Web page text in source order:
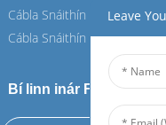
Cábla Snáithín ASU
Cábla Snáithín ADSS
Bí linn inár Feiboer
Leave